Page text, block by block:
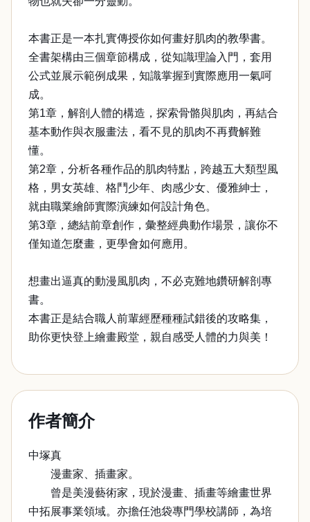
本書正是一本扎實傳授你如何畫好肌肉的教學書。
全書架構由三個章節構成，從知識理論入門，套用
公式並展示範例成果，知識掌握到實際應用一氣呵
成。
第1章，解剖人體的構造，探索骨骼與肌肉，再結合
基本動作與衣服畫法，看不見的肌肉不再費解難
懂。
第2章，分析各種作品的肌肉特點，跨越五大類型風
格，男女英雄、格鬥少年、肉感少女、優雅紳士，
就由職業繪師實際演練如何設計角色。
第3章，總結前章創作，彙整經典動作場景，讓你不
僅知道怎麼畫，更學會如何應用。
想畫出逼真的動漫風肌肉，不必克難地鑽研解剖專
書。
本書正是結合職人前輩經歷種種試錯後的攻略集，
助你更快登上繪畫殿堂，親自感受人體的力與美！
作者簡介
中塚真
漫畫家、插畫家。
曾是美漫藝術家，現於漫畫、插畫等繪畫世界
中拓展事業領域。亦擔任池袋專門學校講師，為培